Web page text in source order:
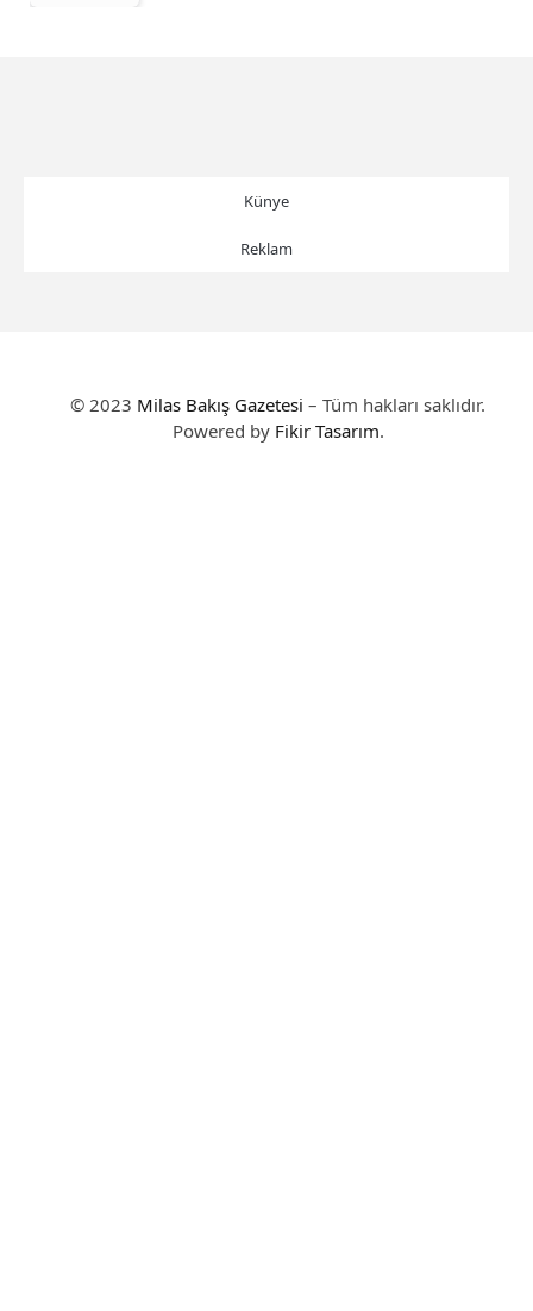
Künye
Reklam
© 2023 Milas Bakış Gazetesi – Tüm hakları saklıdır.
Powered by Fikir Tasarım.